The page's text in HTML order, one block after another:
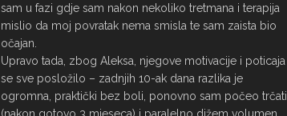
sam u fazi gdje sam nakon nekoliko tretmana i terapija
mislio da moj povratak nema smisla te sam zaista bio
očajan.
Upravo tada, zbog Aleksa, njegove motivacije i poticaja
se sve posložilo – zadnjih 10-ak dana razlika je
ogromna, praktički bez boli, ponovno sam počeo trčati